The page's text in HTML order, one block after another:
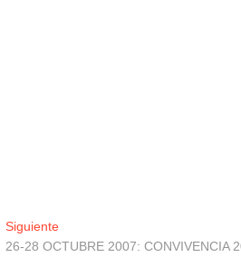
SiguienteEntrada
siguiente:
26-28 OCTUBRE 2007: CONVIVENCIA